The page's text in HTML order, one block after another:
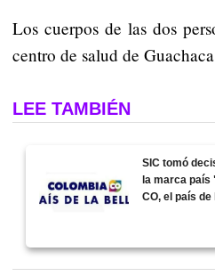
Los cuerpos de las dos
centro de salud de
LEE TAMBIÉN
SIC tomó
la marca país
CO, el país